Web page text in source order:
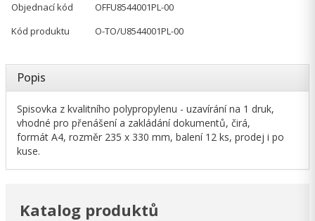
Objednací kód
OFFU8544001PL-00
Kód produktu
O-TO/U8544001PL-00
Popis
Spisovka z kvalitního polypropylenu - uzavírání na 1 druk,
vhodné pro přenášení a zakládání dokumentů, čirá,
formát A4, rozměr 235 x 330 mm, balení 12 ks, prodej i po
kuse.
Katalog produktů